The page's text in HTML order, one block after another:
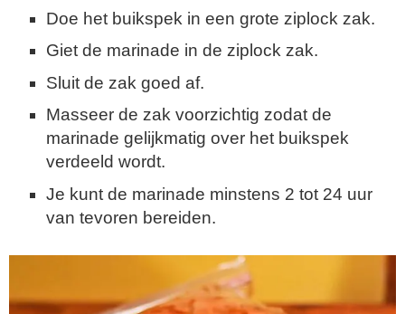
Doe het buikspek in een grote ziplock zak.
Giet de marinade in de ziplock zak.
Sluit de zak goed af.
Masseer de zak voorzichtig zodat de
marinade gelijkmatig over het buikspek
verdeeld wordt.
Je kunt de marinade minstens 2 tot 24 uur
van tevoren bereiden.